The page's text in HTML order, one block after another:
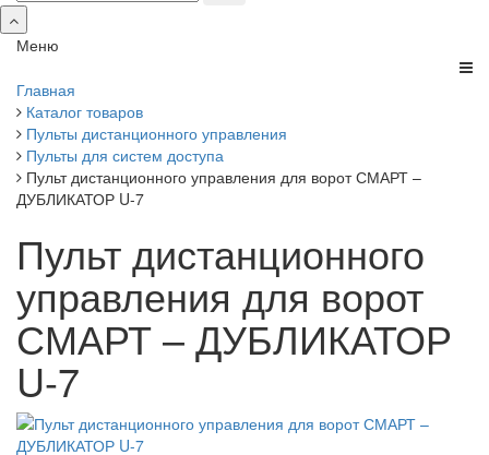
Меню
Главная
Каталог товаров
Пульты дистанционного управления
Пульты для систем доступа
Пульт дистанционного управления для ворот СМАРТ –
ДУБЛИКАТОР U-7
Пульт дистанционного
управления для ворот
СМАРТ – ДУБЛИКАТОР
U-7